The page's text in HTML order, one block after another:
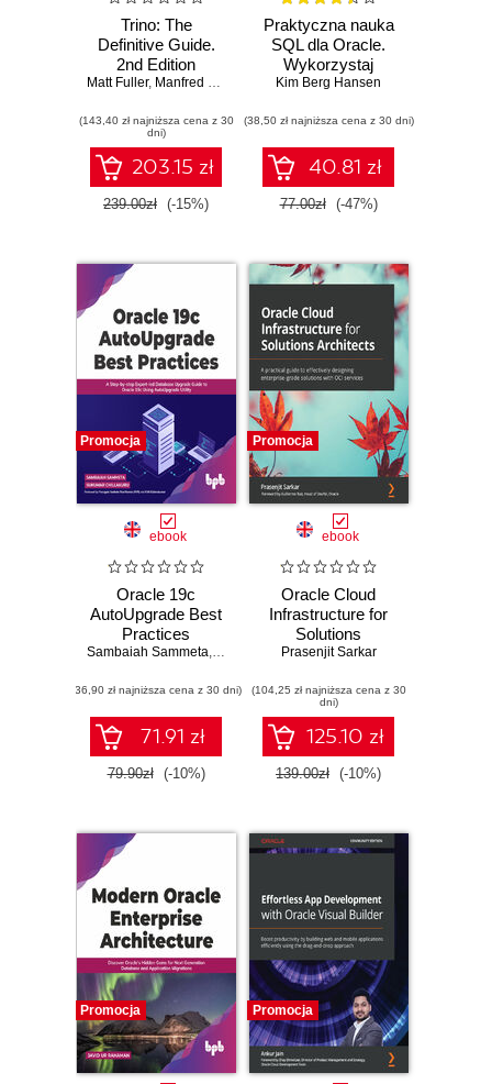
Trino: The
Definitive Guide.
2nd Edition
Matt Fuller, Manfred Moser Martin Traverso
(143,40 zł najniższa cena z 30
dni)
203.15 zł
239.00zł (-15%)
Praktyczna nauka
SQL dla Oracle.
Wykorzystaj
ogromne
danych Oracle
Kim Berg Hansen
(38,50 zł najniższa cena z 30 dni)
40.81 zł
77.00zł (-47%)
Promocja
ebook
Oracle 19c
AutoUpgrade Best
Practices
Sambaiah Sammeta, Sukumar Chillakuru
(36,90 zł najniższa cena z 30 dni)
71.91 zł
79.90zł (-10%)
Promocja
ebook
Oracle Cloud
Infrastructure for
Solutions
Architects. A
effectively
designing
enterprise-grade
solutions with OCI
services
Prasenjit Sarkar
(104,25 zł najniższa cena z 30
dni)
125.10 zł
139.00zł (-10%)
Promocja Promocja